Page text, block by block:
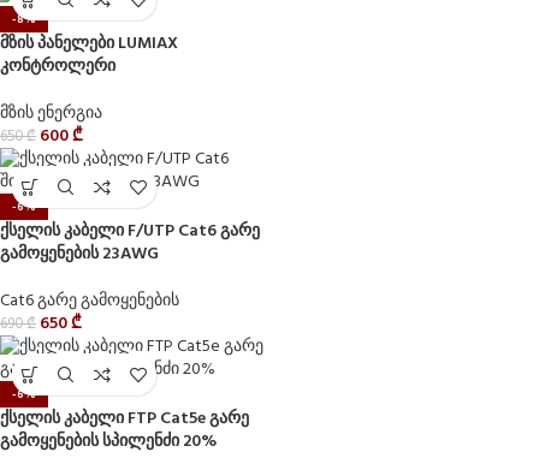
-8%
მზის პანელები LUMIAX
კონტროლერი
მზის ენერგია
650₾ 600₾
-6%
ქსელის კაბელი F/UTP Cat6 გარე
გამოყენების 23AWG
Cat6 გარე გამოყენების
690₾ 650₾
-6%
ქსელის კაბელი FTP Cat5e გარე
გამოყენების სპილენძი 20%